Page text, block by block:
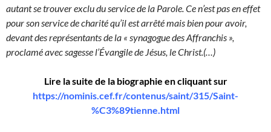
autant se trouver exclu du service de la Parole. Ce n’est pas en effet
pour son service de charité qu’il est arrêté mais bien pour avoir,
devant des représentants de la « synagogue des Affranchis »,
proclamé avec sagesse l’Évangile de Jésus, le Christ.(…)
Lire la suite de la biographie en cliquant sur
https://nominis.cef.fr/contenus/saint/315/Saint-
%C3%89tienne.html